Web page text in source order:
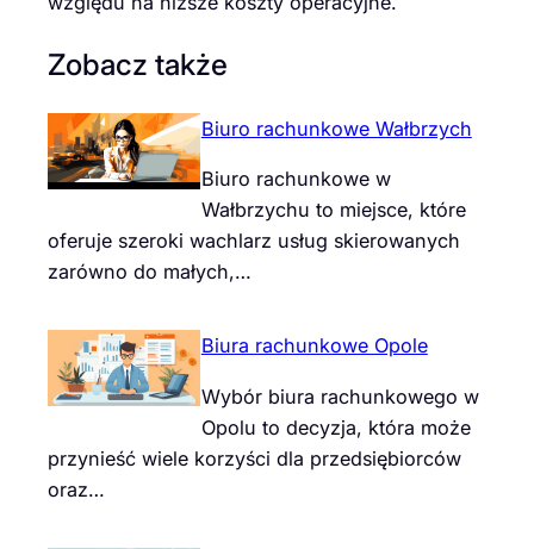
Zobacz także
Biuro rachunkowe Wałbrzych
Biuro rachunkowe w
Wałbrzychu to miejsce, które
oferuje szeroki wachlarz usług skierowanych
zarówno do małych,…
Biura rachunkowe Opole
Wybór biura rachunkowego w
Opolu to decyzja, która może
przynieść wiele korzyści dla przedsiębiorców
oraz…